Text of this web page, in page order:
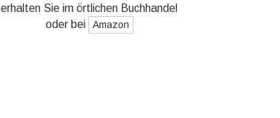
erhalten Sie im örtlichen Buchhandel
oder bei
Amazon